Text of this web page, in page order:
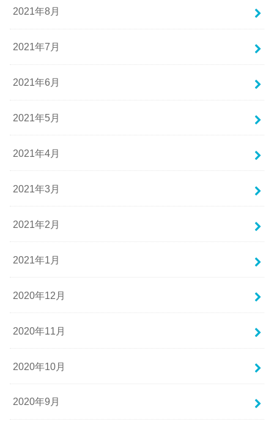
2021年8月
2021年7月
2021年6月
2021年5月
2021年4月
2021年3月
2021年2月
2021年1月
2020年12月
2020年11月
2020年10月
2020年9月